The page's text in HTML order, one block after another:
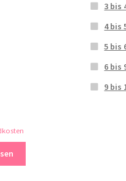
3 bis
4 bis
5 bis
6 bis
9 bis